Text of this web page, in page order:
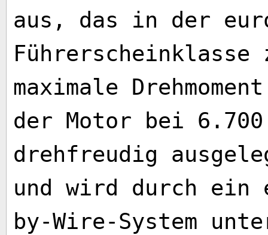
aus, das in der
maximale
der Motor bei
drehfreudig
und wird durch ein
by-Wire-System